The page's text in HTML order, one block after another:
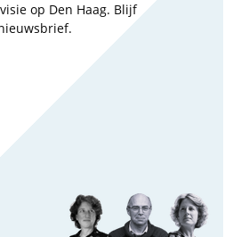
op Den Haag. Blijf